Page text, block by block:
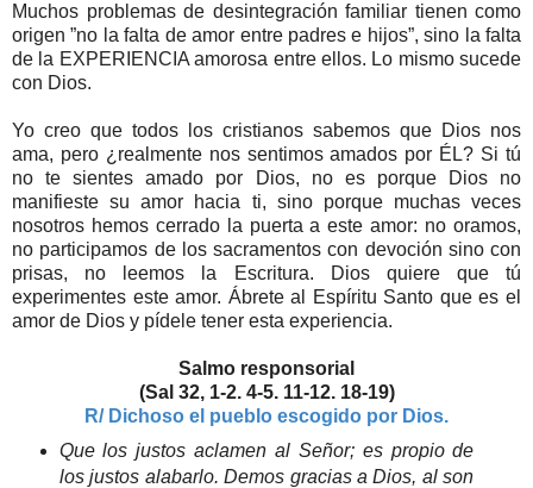
Muchos problemas de desintegración familiar tienen como
origen ”no la falta de amor entre padres e hijos”, sino la falta
de la EXPERIENCIA amorosa entre ellos. Lo mismo sucede
con Dios.
Yo creo que todos los cristianos sabemos que Dios nos
ama, pero ¿realmente nos sentimos amados por ÉL? Si tú
no te sientes amado por Dios, no es porque Dios no
manifieste su amor hacia ti, sino porque muchas veces
nosotros hemos cerrado la puerta a este amor: no oramos,
no participamos de los sacramentos con devoción sino con
prisas, no leemos la Escritura. Dios quiere que tú
experimentes este amor. Ábrete al Espíritu Santo que es el
amor de Dios y pídele tener esta experiencia.
Salmo responsorial
(Sal 32, 1-2. 4-5. 11-12. 18-19)
R/ Dichoso el pueblo escogido por Dios.
Que los justos aclamen al Señor; es propio de
los justos alabarlo. Demos gracias a Dios, al son